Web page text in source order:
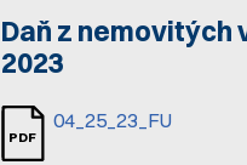
Daň z nemovitých
2023
04_25_23_FU